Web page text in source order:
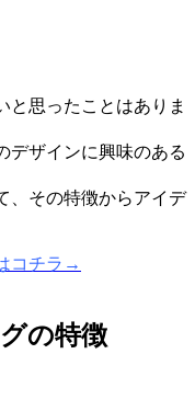
と思ったことはありま
デザインに興味のある
、その特徴からアイデ
コチラ→
の特徴